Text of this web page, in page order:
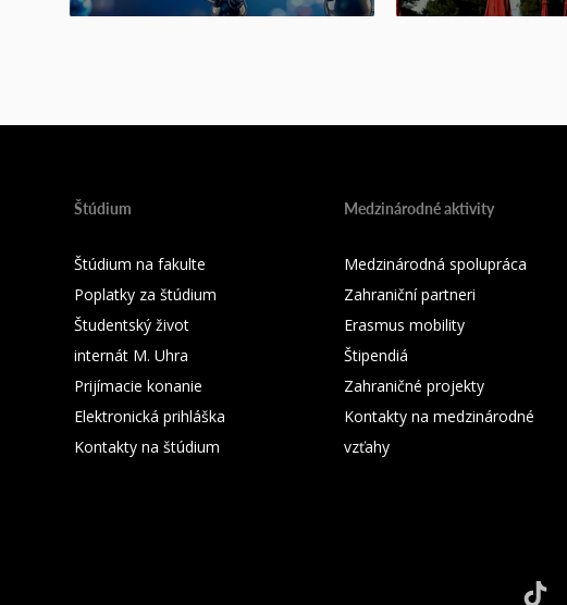
Štúdium
Štúdium na fakulte
Poplatky za štúdium
Študentský život
internát M. Uhra
Prijímacie konanie
Elektronická prihláška
Kontakty na štúdium
Medzinárodné aktivity
Medzinárodná spolupráca
Zahraniční partneri
Erasmus mobility
Štipendiá
Zahraničné projekty
Kontakty na medzinárodné
vzťahy